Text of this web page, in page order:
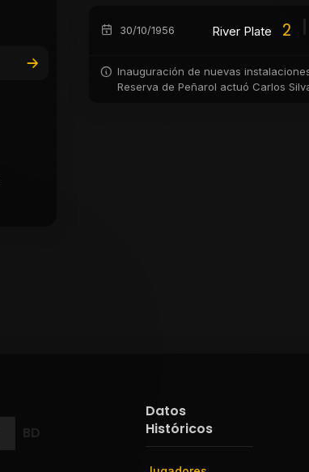
30/10/1956 River Plate 2
Inauguración de nuevas
Reserva de Peñarol actuó Carlos
BD
Datos
Históricos